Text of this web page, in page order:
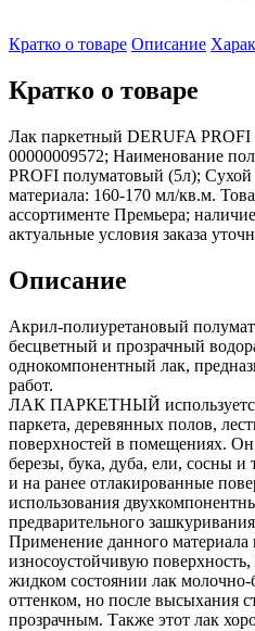
Кратко о товаре Описание
Кратко о товаре
Лак паркетный DERUFA
00000009572; Наименование
PROFI полуматовый (5л); Сухой
материала: 160-170 мл/кв.м.
ассортименте Премьера;
актуальные условия заказа
Описание
Акрил-полиуретановый
бесцветный и прозрачный
однокомпонентный лак,
работ.
ЛАК ПАРКЕТНЫЙ используется
паркета, деревянных полов,
поверхностей в помещениях.
березы, бука, дуба, ели, сосны
и на ранее отлакированные
использования
предварительного
Применение данного материала
износоустойчивую поверхность,
жидком состоянии лак
оттенком, но после высыхания
прозрачным. Также этот лак